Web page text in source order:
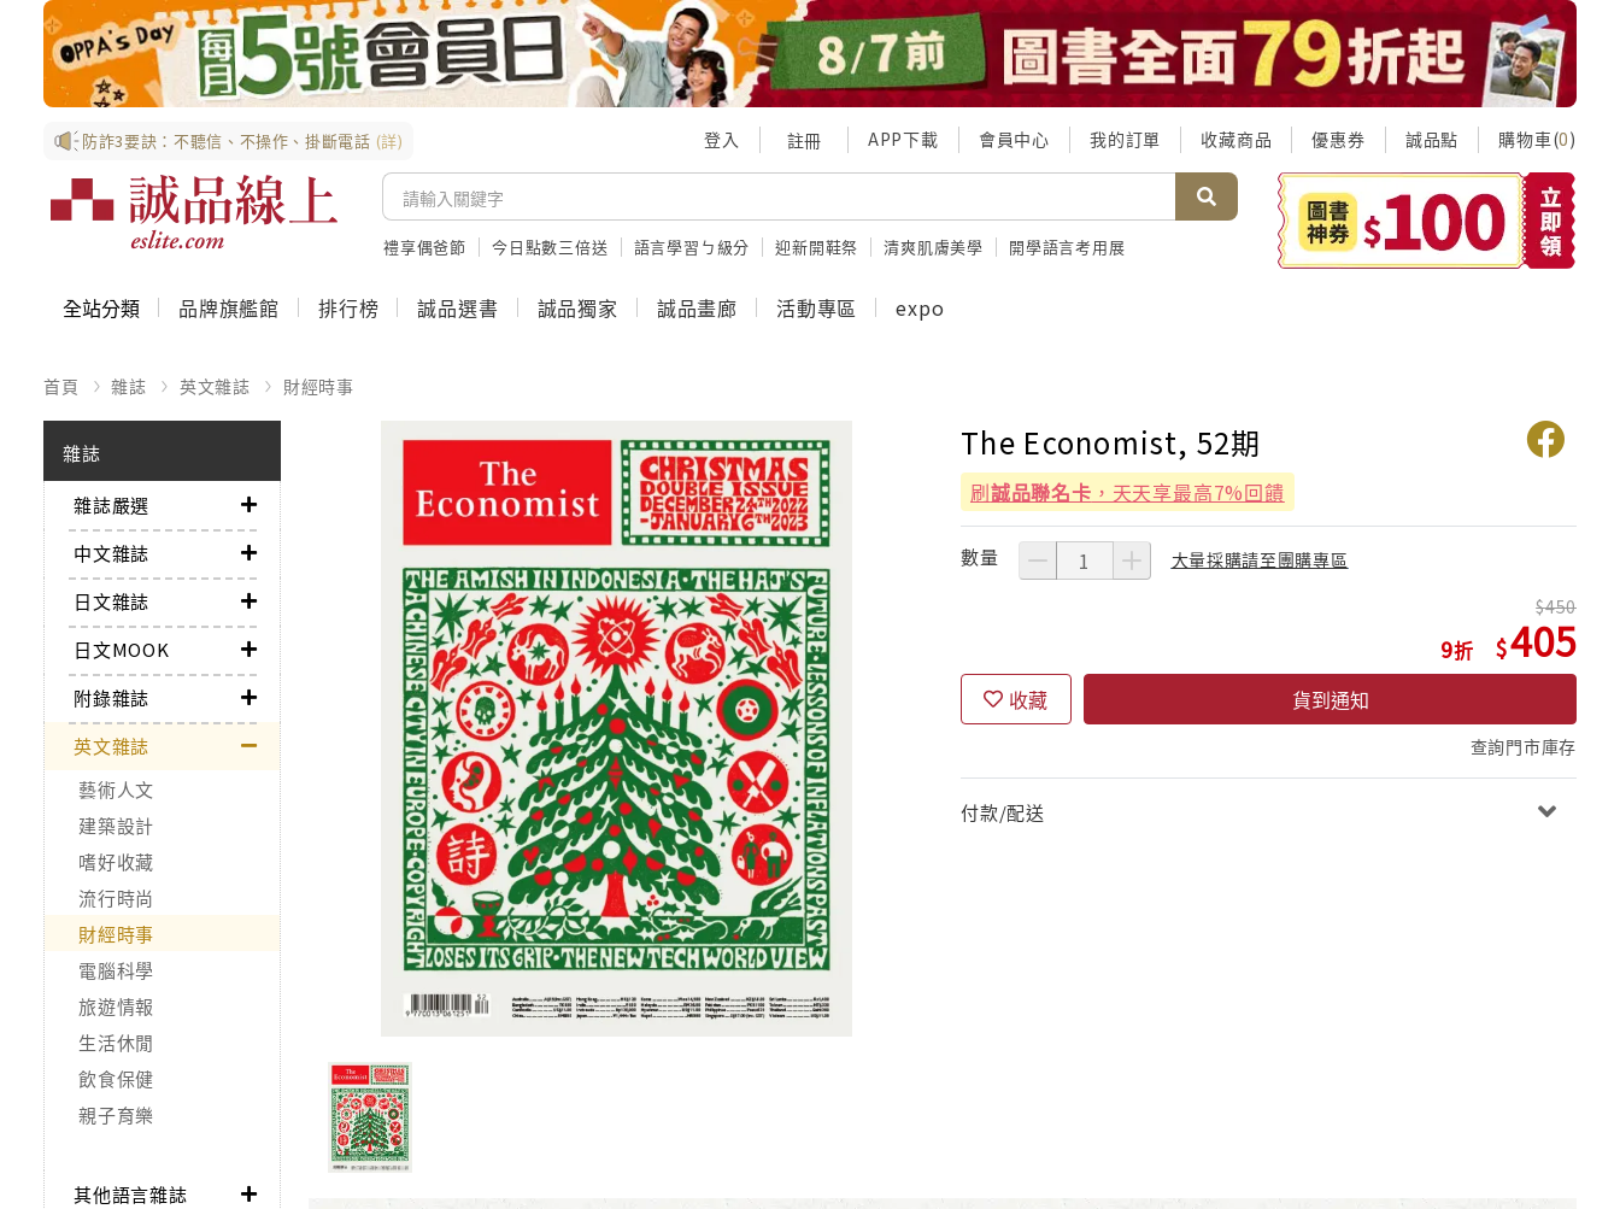
防詐3要訣：不聽信、不操作、掛斷電話 (詳) 登入 註冊 APP下載 會員中心 我的訂單 收藏商品 優惠券 誠品點 購物車(0)
禮享偶爸節 今日點數三倍送 語言學習ㄅ級分 迎新開鞋祭 清爽肌膚美學 開學語言考用展
全站分類 品牌旗艦館 排行榜 誠品選書 誠品獨家 誠品畫廊 活動專區 expo
首頁 雜誌 英文雜誌 財經時事
雜誌
雜誌嚴選
中文雜誌
日文雜誌
日文MOOK
附錄雜誌
英文雜誌
藝術人文
建築設計
嗜好收藏
流行時尚
財經時事
電腦科學
旅遊情報
生活休閒
飲食保健
親子育樂
其他語言雜誌
The Economist, 52期
刷誠品聯名卡 ，天天享最高7%回饋
數量 大量採購請至團購專區
9
450
405
收藏 貨到通知
查詢門市庫存
付款/配送